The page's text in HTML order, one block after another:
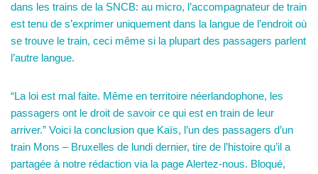
dans les trains de la SNCB: au micro, l’accompagnateur de train
est tenu de s’exprimer uniquement dans la langue de l’endroit où
se trouve le train, ceci même si la plupart des passagers parlent
l’autre langue.
“La loi est mal faite. Même en territoire néerlandophone, les
passagers ont le droit de savoir ce qui est en train de leur
arriver.” Voici la conclusion que Kaïs, l’un des passagers d’un
train Mons – Bruxelles de lundi dernier, tire de l’histoire qu’il a
partagée à notre rédaction via la page Alertez-nous. Bloqué,